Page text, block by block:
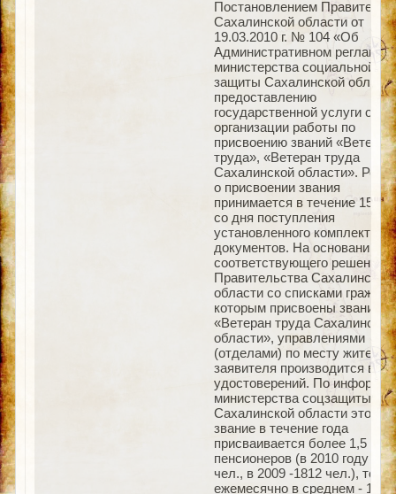
Постановлением
Сахалинской области от
19.03.2010 г. № 104 «Об
Административном
министерства социальной
защиты Сахалинской
предоставлению
государственной услуги об
организации работы по
присвоению званий «Ветеран
труда», «Ветеран труда
Сахалинской области».
о присвоении звания
принимается в течение 15
со дня поступления
установленного комплекта
документов. На основании
соответствующего решения
Правительства Сахалинской
области со списками
которым присвоены звания
«Ветеран труда Сахалинской
области», управлениями
(отделами) по месту
заявителя производится
удостоверений. По
министерства соцзащиты
Сахалинской области это
звание в течение года
присваивается более 1,5 тыс.
пенсионеров (в 2010 году -
чел., в 2009 -1812 чел.), то
ежемесячно в среднем - 150